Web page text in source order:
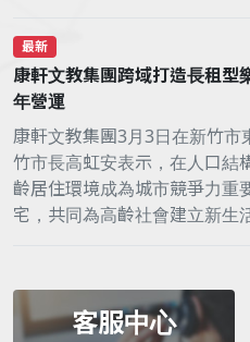
最新
康軒文教集團跨域打造長租型
年營運
康軒文教集團3月3日在新竹
竹市長高虹安表示，在人口結
齡居住環境成為城市競爭力重
宅，共同為高齡社會建立新生
客服中心